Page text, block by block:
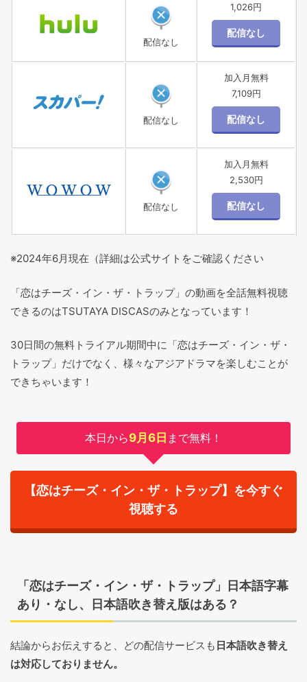
配信なし
1,026円
配信なし
加入月無料
7,109円
配信なし
加入月無料
2,530円
※2024年6月現在（詳細は公式サイトをご確認ください
「恋はチーズ・イン・ザ・トラップ」の動画を全話無料視聴
できるのはTSUTAYA DISCASのみとなっています！
30日間の無料トライアル期間中に「恋はチーズ・イン・ザ・
トラップ」だけでなく、様々なアジアドラマを楽しむことが
できちゃいます！
本日から9月6日 まで無料！
【恋はチーズ・イン・ザ・トラップ】を今すぐ
視聴する
「恋はチーズ・イン・ザ・トラップ」日本語字幕
あり・なし、日本語吹き替え版はある？
結論からお伝えすると、どの配信サービスも 日本語吹き替え
は対応しておりません。